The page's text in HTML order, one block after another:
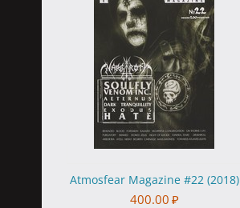
Atmosfear Magazine #22 (2018)
400.00 ₽